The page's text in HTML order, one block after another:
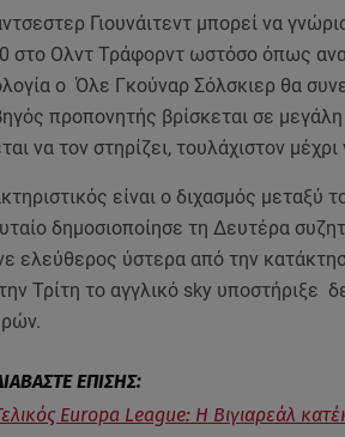
Γιουνάιτεντ μπορεί να
στο Ολντ Τράφορντ ωστόσο όπως
ο Όλε Γκούναρ Σόλσκιερ θα
προπονητής βρίσκεται σε
να τον στηρίζει, τουλάχιστον
είναι ο διχασμός μεταξύ
δημοσιοποίησε τη Δευτέρα
ελεύθερος ύστερα από την
Τρίτη το αγγλικό sky υποστήριξε
Europa League: Η Βιγιαρεάλ